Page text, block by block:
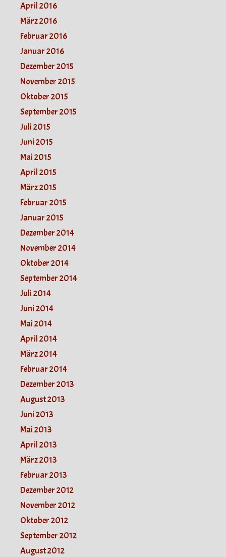
April 2016
März 2016
Februar 2016
Januar 2016
Dezember 2015
November 2015
Oktober 2015
September 2015
Juli 2015
Juni 2015
Mai 2015
April 2015
März 2015
Februar 2015
Januar 2015
Dezember 2014
November 2014
Oktober 2014
September 2014
Juli 2014
Juni 2014
Mai 2014
April 2014
März 2014
Februar 2014
Dezember 2013
August 2013
Juni 2013
Mai 2013
April 2013
März 2013
Februar 2013
Dezember 2012
November 2012
Oktober 2012
September 2012
August 2012